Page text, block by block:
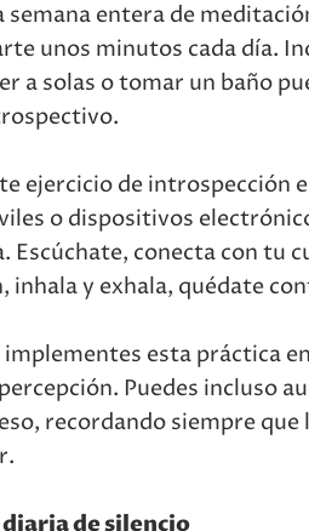
entera de
unos minutos cada día.
a solas o tomar un baño
ejercicio de introspección
o dispositivos
Escúchate, conecta con tu
inhala y exhala, quédate
esta práctica
Puedes incluso
recordando siempre
de silencio